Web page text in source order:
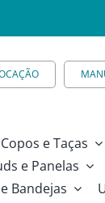
Copos e Taças
e Panelas
Bandejas